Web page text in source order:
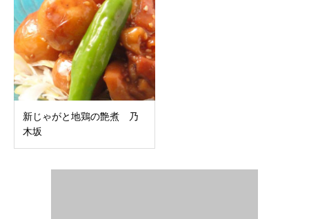
新じゃがと地鶏の艶煮 乃
木坂